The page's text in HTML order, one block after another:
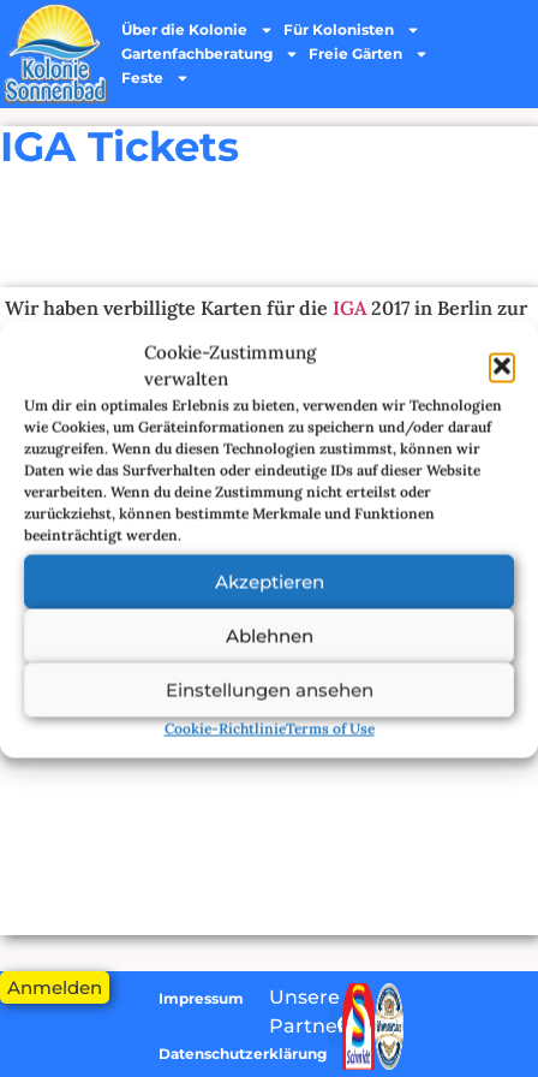
Cookie-Zustimmung
verwalten
Um dir ein optimales Erlebnis zu bieten, verwenden wir Technologien
wie Cookies, um Geräteinformationen zu speichern und/oder darauf
zuzugreifen. Wenn du diesen Technologien zustimmst, können wir
Daten wie das Surfverhalten oder eindeutige IDs auf dieser Website
verarbeiten. Wenn du deine Zustimmung nicht erteilst oder
zurückziehst, können bestimmte Merkmale und Funktionen
beeinträchtigt werden.
Akzeptieren
Ablehnen
Einstellungen ansehen
Cookie-RichtlinieTerms of Use
Über die Kolonie
Für Kolonisten
Gartenfachberatung
Freie Gärten
Feste
IGA Tickets
Wir haben verbilligte Karten für dieIGA 2017 in Berlin zur
Das Angebot geht bis Mitte Januar. Die Karten kosten €15
anstelle der €20.
Pro Parzelle sind maximal 5 Garten verfügbar.
Wenn Ihr Karten haben möchtet, überweist bitte den
entsprechenden Betrag (€15x Anzahl der Karten) unter
Angabe Eurer Parzelle mit dem Stichwort IGA auf unser
Die Karten könnt ihr dann auf der
Mitgliederversammlung oder in der Kolonielaube
Anmelden Impressum
Datenschutzerklärung
Unsere
Partner: